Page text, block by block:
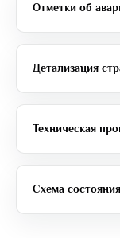
Отметки об
Детализация
Техническая
Схема